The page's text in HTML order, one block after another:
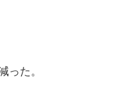
った。